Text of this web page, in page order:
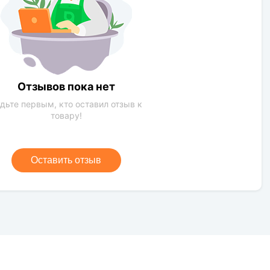
Отзывов пока нет
первым, кто оставил отзыв к
товару!
Оставить отзыв